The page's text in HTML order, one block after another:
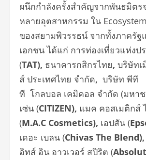
ผนึกกำลังครั้งสำคัญจากพันธมิตร
หลายอุตสาหกรรม ใน
ของสยามพิวรรธน์ จากทั้งภาครัฐ
เอกชน ได้แก่ การท่องเที่ยวแห่งป
(TAT), ธนาคารกสิกรไทย, บริษัทเ
ส์ ประเทศไทย จำกัด, บริษัท พีที
ที โกลบอล เคมิคอล จำกัด (มหา
เซ่น (CITIZEN), แมค คอสเมติกส์
(M.A.C Cosmetics), เอปสัน (
เดอะ เบลน (Chivas The Blend),
อิทส์ อิน อาวเวอร์ สปิริต (